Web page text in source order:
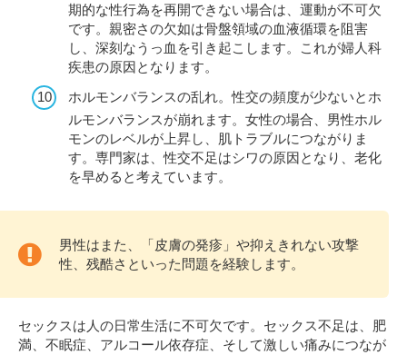
期的な性行為を再開できない場合は、運動が不可欠
です。親密さの欠如は骨盤領域の血液循環を阻害
し、深刻なうっ血を引き起こします。これが婦人科
疾患の原因となります。
ホルモンバランスの乱れ。性交の頻度が少ないとホ
ルモンバランスが崩れます。女性の場合、男性ホル
モンのレベルが上昇し、肌トラブルにつながりま
す。専門家は、性交不足はシワの原因となり、老化
を早めると考えています。
男性はまた、「皮膚の発疹」や抑えきれない攻撃
性、残酷さといった問題を経験します。
セックスは人の日常生活に不可欠です。セックス不足は、肥
満、不眠症、アルコール依存症、そして激しい痛みにつなが